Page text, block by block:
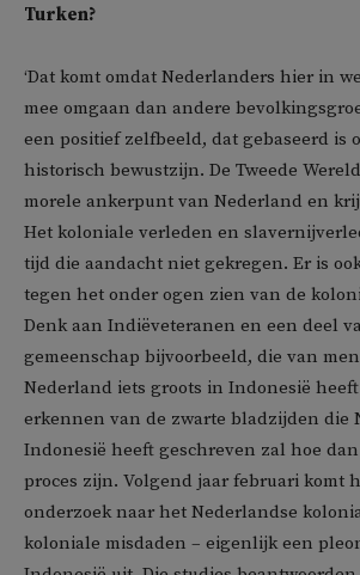
Turken?
‘Dat komt omdat Nederlanders hier in
mee omgaan dan andere
een positief zelfbeeld, dat gebaseerd is
historisch bewustzijn. De Tweede
morele ankerpunt van Nederland en
Het koloniale verleden en
tijd die aandacht niet gekregen. Er is
tegen het onder ogen zien van de
Denk aan Indiëveteranen en een deel
gemeenschap bijvoorbeeld, die van
Nederland iets groots in Indonesië
erkennen van de zwarte bladzijden die
Indonesië heeft geschreven zal hoe
proces zijn. Volgend jaar februari komt
onderzoek naar het Nederlandse
koloniale misdaden – eigenlijk een